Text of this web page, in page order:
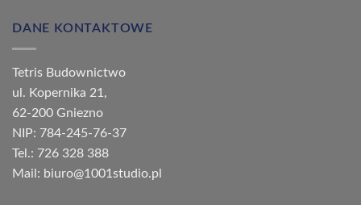
DANE KONTAKTOWE
Tetris Budownictwo
ul. Kopernika 21,
62-200 Gniezno
NIP: 784-245-76-37
Tel.: 726 328 388
Mail: biuro@1001studio.pl